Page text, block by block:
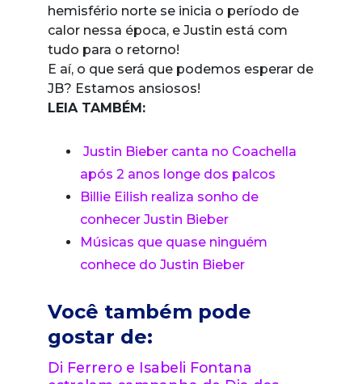
hemisfério norte se inicia o período de
calor nessa época, e Justin está com
tudo para o retorno!
E aí, o que será que podemos esperar de
JB? Estamos ansiosos!
LEIA TAMBÉM:
Justin Bieber canta no Coachella
após 2 anos longe dos palcos
Billie Eilish realiza sonho de
conhecer Justin Bieber
Músicas que quase ninguém
conhece do Justin Bieber
Você também pode
gostar de:
Di Ferrero e Isabeli Fontana